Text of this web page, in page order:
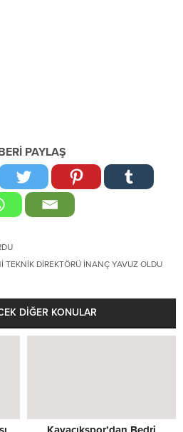
PAYLAŞ
TEKNIK DIREKTÖRÜ İNANÇ YAVUZ OLDU
DİĞER KONULAR